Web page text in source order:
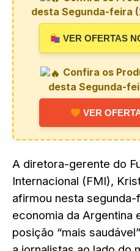
desta Segunda-feira
VER OFERTAS
Confira os
desta Segunda-
VER
A diretora-gerente do
Internacional (FMI),
afirmou nesta
economia da Argentina
posição “mais